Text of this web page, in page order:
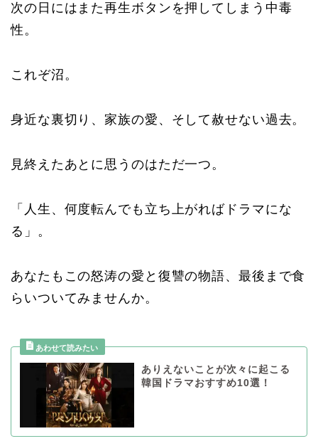
次の日にはまた再生ボタンを押してしまう中毒
性。
これぞ沼。
身近な裏切り、家族の愛、そして赦せない過去。
見終えたあとに思うのはただ一つ。
「人生、何度転んでも立ち上がればドラマにな
る」。
あなたもこの怒涛の愛と復讐の物語、最後まで食
らいついてみませんか。
ありえないことが次々に起こる
韓国ドラマおすすめ10選！